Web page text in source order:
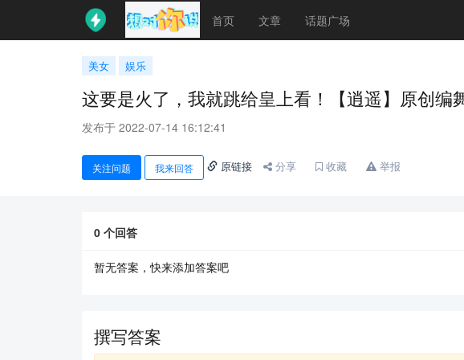
首页 文章 话题广场
美女 娱乐
这要是火了，我就跳给皇上看！【逍遥】原创编
发布于 2022-07-14 16:12:41
关注问题 我来回答 原链接 分享 收藏 举报
0 个回答
暂无答案，快来添加答案吧
撰写答案